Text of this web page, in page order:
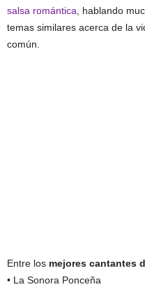
salsa romántica , hablando
temas similares acerca de la
común.
Entre los mejores cantantes
• La Sonora Ponceña